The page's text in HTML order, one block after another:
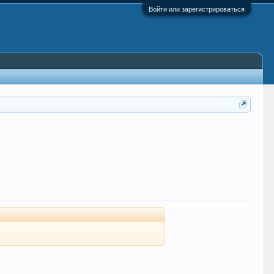
Войти или зарегистрироваться